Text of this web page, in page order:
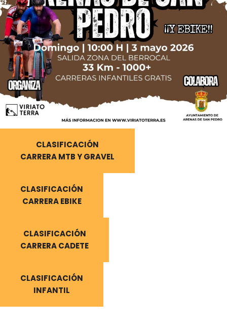
CLASIFICACIÓN
CARRERA MTB Y GRAVEL
CLASIFICACIÓN
CARRERA EBIKE
CLASIFICACIÓN
CARRERA CADETE
CLASIFICACIÓN
INFANTIL